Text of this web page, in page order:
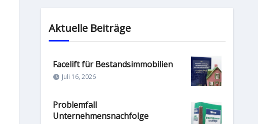
Aktuelle Beiträge
Facelift für Bestandsimmobilien
Juli 16, 2026
Problemfall
Unternehmensnachfolge